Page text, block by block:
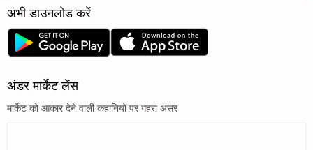
अभी डाउनलोड करें
अंडर मार्केट लेंस
मार्केट को आकार देने वाली कहानियों पर गहरा असर